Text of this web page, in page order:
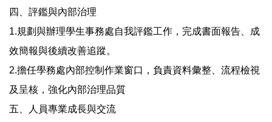
四、評鑑與內部治理
1.規劃與辦理學生事務處自我評鑑工作，完成書面報告、成
效簡報與後續改善追蹤。
2.擔任學務處內部控制作業窗口，負責資料彙整、流程檢視
及呈核，強化內部治理品質
五、人員專業成長與交流